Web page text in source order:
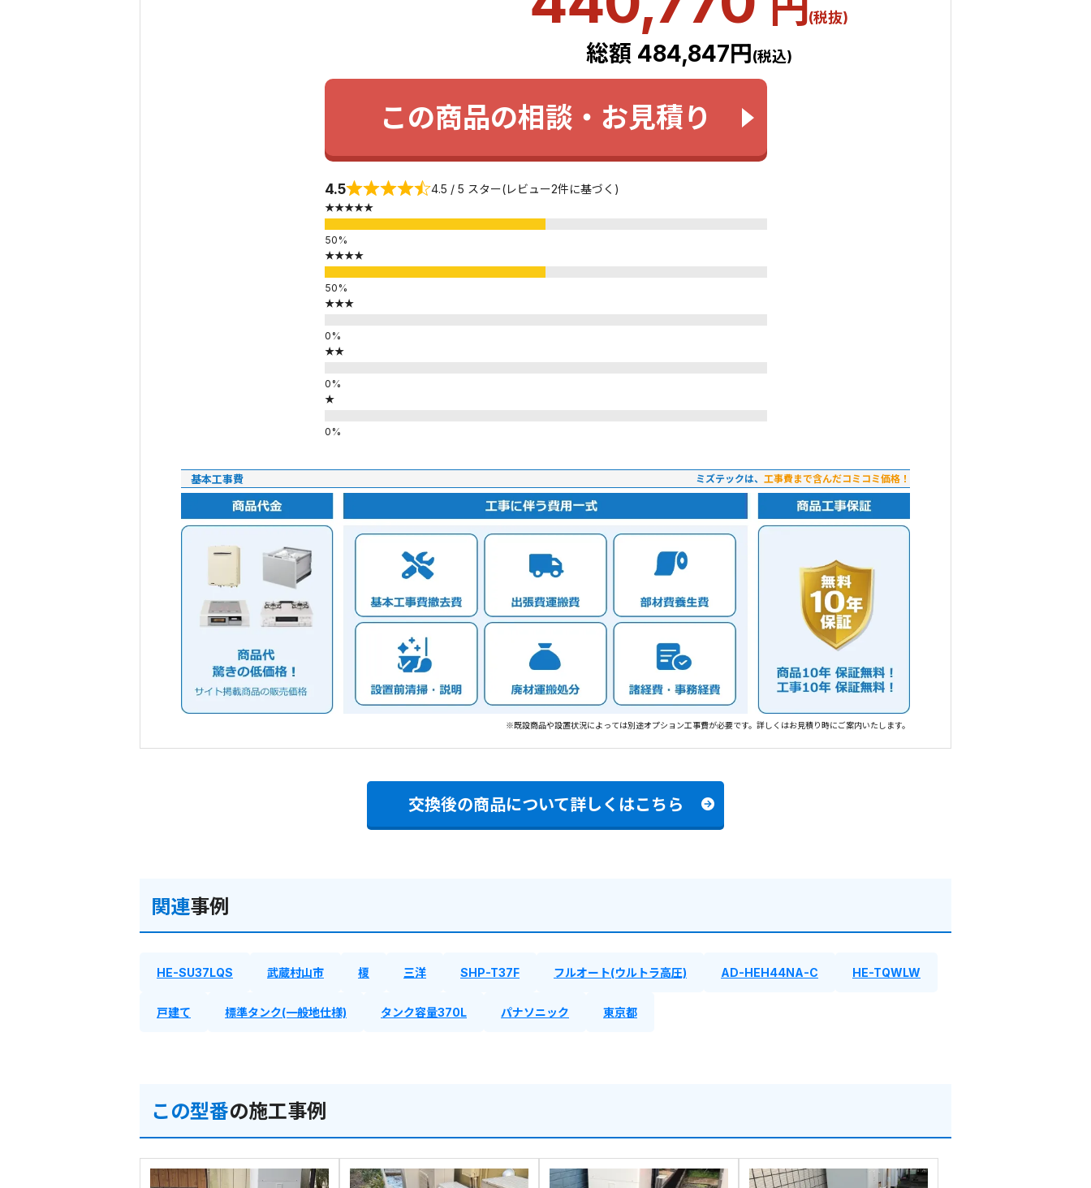
(税抜)
総額 484,847円(税込)
この商品の相談・お見積り
4.5 4.5 / 5 スター(レビュー2件に基づく)
★★★★★
★★★★
★★★
★★
★
基本工事費 ミズテックは、 工事費まで含んだコミコミ価格！
※既設商品や設置状況によっては別途オプション工事費が必要です。詳しくはお見積り時にご案内いたします。
交換後の商品について詳しくはこちら
関連事例
HE-SU37LQS 武蔵村山市 榎 三洋 SHP-T37F フルオート(ウルトラ高圧) AD-HEH44NA-C HE-TQWLW
戸建て 標準タンク(一般地仕様) タンク容量370L パナソニック 東京都
この型番の施工事例